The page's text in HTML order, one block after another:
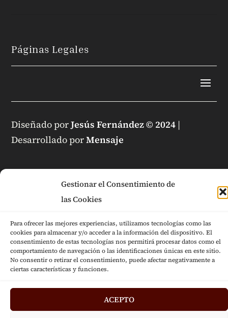
Gestionar el Consentimiento de
las Cookies
Para ofrecer las mejores experiencias, utilizamos tecnologías como las
cookies para almacenar y/o acceder a la información del dispositivo. El
consentimiento de estas tecnologías nos permitirá procesar datos como el
comportamiento de navegación o las identificaciones únicas en este sitio.
No consentir o retirar el consentimiento, puede afectar negativamente a
ciertas características y funciones.
ACEPTO
Páginas Legales
Diseñado porJesús Fernández © 2024 |
Desarrollado porMensaje